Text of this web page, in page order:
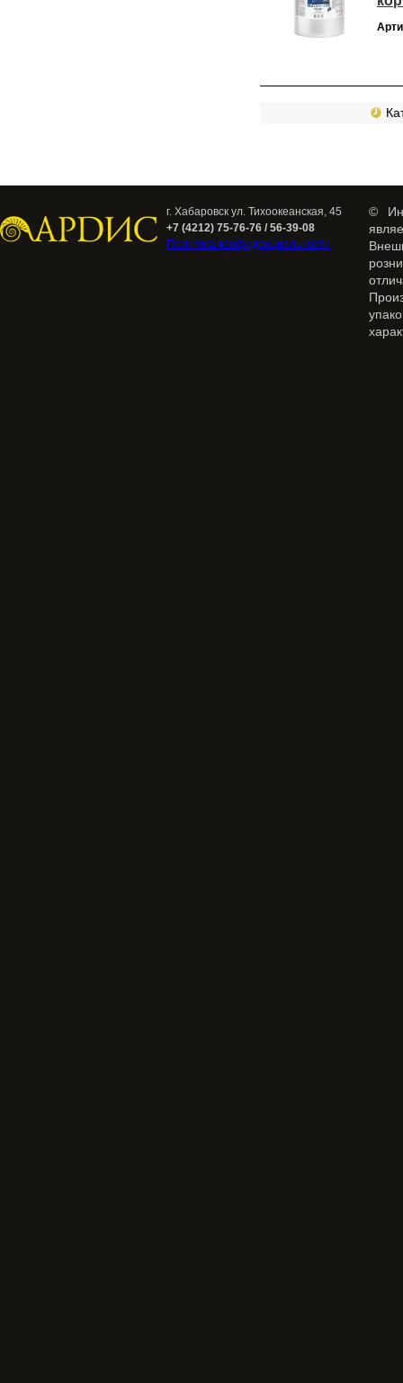
г. Хабаровск ул. Тихоокеанская, 45
+7 (4212) 75-76-76 / 56-39-08
Политика конфиденциальности
©